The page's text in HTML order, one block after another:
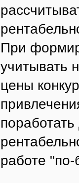
При
учитывать
цены
работе